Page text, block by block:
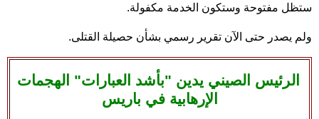
ستظل مفتوحة وستكون الخدمة مكفولة.
ولم يصدر حتى الآن تقرير رسمي بشأن حصيلة القتلى.
الرئيس الصيني يدين "بأشد العبارات" الهجمات
الإرهابية في باريس